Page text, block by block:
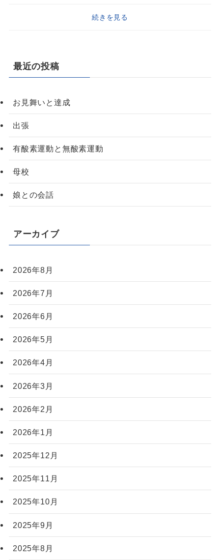
続きを見る
最近の投稿
お見舞いと達成
出張
有酸素運動と無酸素運動
母校
娘との会話
アーカイブ
2026年8月
2026年7月
2026年6月
2026年5月
2026年4月
2026年3月
2026年2月
2026年1月
2025年12月
2025年11月
2025年10月
2025年9月
2025年8月